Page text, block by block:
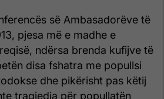
së Ambasadorëve të
pjesa më e madhe e
ndërsa brenda kufijve të
disa fshatra me popullsi
dhe pikërisht pas këtij
tragjedia për popullatën